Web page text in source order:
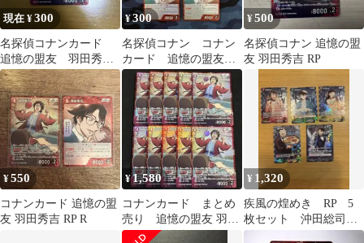
現在 ¥300
名探偵コナンカード
追憶の盟友 羽田秀吉
RP
¥300
名探偵コナン コナン
カード 追憶の盟友
羽田秀吉 RP R 3枚
セット
¥500
名探偵コナン 追憶の盟
友 羽田秀吉 RP
¥550
コナンカード 追憶の盟
友 羽田秀吉 RP R
¥1,580
コナンカード まとめ
売り 追憶の盟友 羽田
秀吉 rp 10枚
¥ 1,320
疾風の煌めき RP 5
枚セット 沖田総司
黒羽盗一 宮本由美